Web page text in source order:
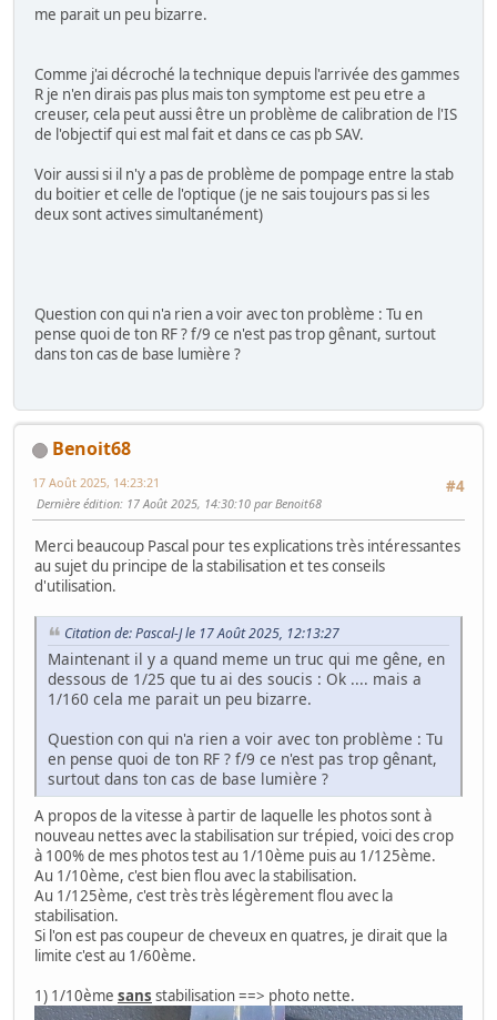
me parait un peu bizarre.
Comme j'ai décroché la technique depuis l'arrivée des gammes
R je n'en dirais pas plus mais ton symptome est peu etre a
creuser, cela peut aussi être un problème de calibration de l'IS
de l'objectif qui est mal fait et dans ce cas pb SAV.
Voir aussi si il n'y a pas de problème de pompage entre la stab
du boitier et celle de l'optique (je ne sais toujours pas si les
deux sont actives simultanément)
Question con qui n'a rien a voir avec ton problème : Tu en
pense quoi de ton RF ? f/9 ce n'est pas trop gênant, surtout
dans ton cas de base lumière ?
Benoit68
#4
17 Août 2025, 14:23:21
Dernière édition: 17 Août 2025, 14:30:10 par Benoit68
Merci beaucoup Pascal pour tes explications très intéressantes
au sujet du principe de la stabilisation et tes conseils
d'utilisation.
Citation de: Pascal-J le 17 Août 2025, 12:13:27
Maintenant il y a quand meme un truc qui me gêne, en
dessous de 1/25 que tu ai des soucis : Ok .... mais a
1/160 cela me parait un peu bizarre.
Question con qui n'a rien a voir avec ton problème : Tu
en pense quoi de ton RF ? f/9 ce n'est pas trop gênant,
surtout dans ton cas de base lumière ?
A propos de la vitesse à partir de laquelle les photos sont à
nouveau nettes avec la stabilisation sur trépied, voici des crop
à 100% de mes photos test au 1/10ème puis au 1/125ème.
Au 1/10ème, c'est bien flou avec la stabilisation.
Au 1/125ème, c'est très très légèrement flou avec la
stabilisation.
Si l'on est pas coupeur de cheveux en quatres, je dirait que la
limite c'est au 1/60ème.
1) 1/10ème sans stabilisation ==> photo nette.